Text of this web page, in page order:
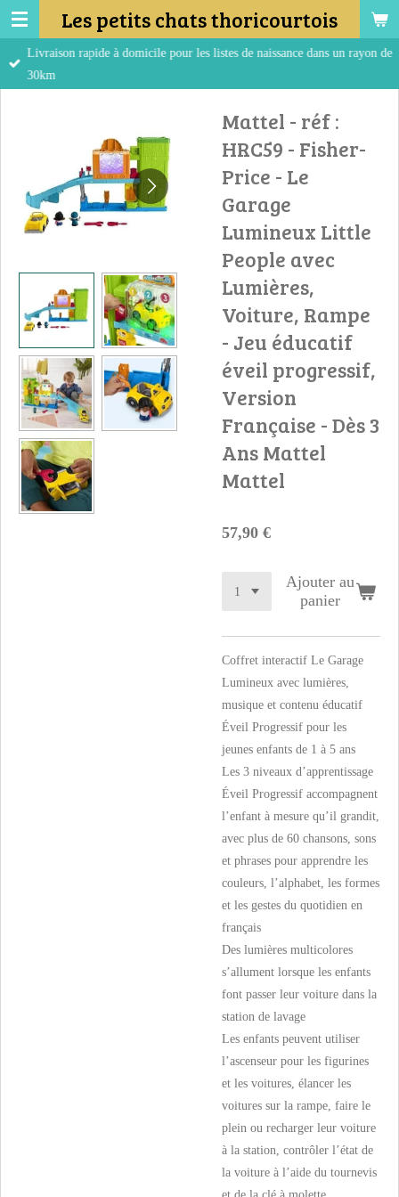
Passer
au
contenu
Les petits chats thoricourtois
Livraison rapide à domicile pour les listes de naissance dans un rayon de
30km
Mattel - réf :
HRC59 - Fisher-
Price - Le
Garage
Lumineux Little
People avec
Lumières,
Voiture, Rampe
- Jeu éducatif
éveil progressif,
Version
Française - Dès 3
Ans Mattel
Mattel
57,90 €
Ajouter au
panier
Coffret interactif Le Garage
Lumineux avec lumières,
musique et contenu éducatif
Éveil Progressif pour les
jeunes enfants de 1 à 5 ans
Les 3 niveaux d’apprentissage
Éveil Progressif accompagnent
l’enfant à mesure qu’il grandit,
avec plus de 60 chansons, sons
et phrases pour apprendre les
couleurs, l’alphabet, les formes
et les gestes du quotidien en
français
Des lumières multicolores
s’allument lorsque les enfants
font passer leur voiture dans la
station de lavage
Les enfants peuvent utiliser
l’ascenseur pour les figurines
et les voitures, élancer les
voitures sur la rampe, faire le
plein ou recharger leur voiture
à la station, contrôler l’état de
la voiture à l’aide du tournevis